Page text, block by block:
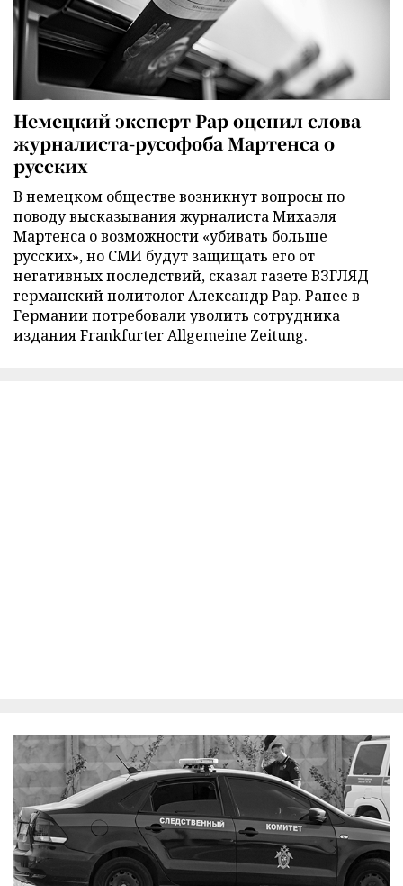
Немецкий эксперт Рар оценил слова
журналиста-русофоба Мартенса о
русских
В немецком обществе возникнут вопросы по
поводу высказывания журналиста Михаэля
Мартенса о возможности «убивать больше
русских», но СМИ будут защищать его от
негативных последствий, сказал газете ВЗГЛЯД
германский политолог Александр Рар. Ранее в
Германии потребовали уволить сотрудника
издания Frankfurter Allgemeine Zeitung.